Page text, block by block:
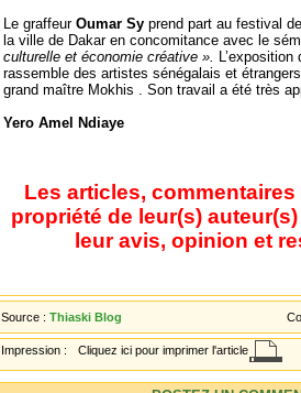
Le graffeur Oumar Sy prend part au festival
la ville de Dakar en concomitance avec le
culturelle et économie créative ».
rassemble des artistes sénégalais et
grand maître Mokhis . Son travail a été très
Yero Amel Ndiaye
Les articles,
propriété de leur(s)
leur avis, opinion et
Source : Thiaski Blog
Impression : Cliquez ici pour imprimer l'article